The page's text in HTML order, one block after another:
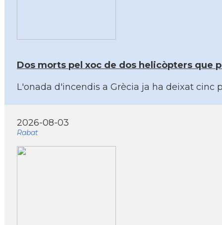
Dos morts pel xoc de dos helicòpters que
L'onada d'incendis a Grècia ja ha deixat
2026-08-03
Rabat